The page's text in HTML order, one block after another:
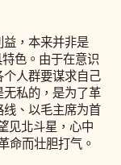
，本来并非是
色。由于在意识
人群要谋求自己
私的，是为了革
、以毛主席为首
见北斗星，心中
命而壮胆打气。